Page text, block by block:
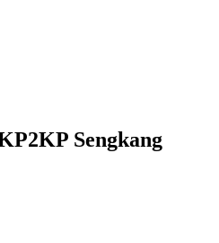
Sengkang